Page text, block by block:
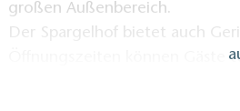
großen Außenbereich.
Der Spargelhof bietet auch
Öffnungszeiten können Gäste